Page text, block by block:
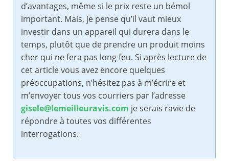
d’avantages, même si le prix reste un bémol
important. Mais, je pense qu’il vaut mieux
investir dans un appareil qui durera dans le
temps, plutôt que de prendre un produit moins
cher qui ne fera pas long feu. Si après lecture de
cet article vous avez encore quelques
préoccupations, n’hésitez pas à m’écrire et
m’envoyer tous vos courriers par l’adresse
gisele@lemeilleuravis.com je serais ravie de
répondre à toutes vos différentes
interrogations.